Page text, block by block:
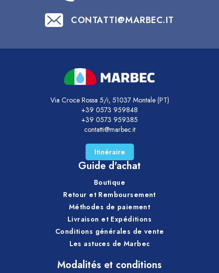
CONTATTI@MARBEC.IT
Via Croce Rossa 5/i, 51037 Montale (PT)
+39 0573 959848
+39 0573 959385
contatti@marbec.it
Itinéraire
Guide d'achat
Boutique
Retour et Remboursement
Méthodes de paiement
Livraison et Expéditions
Conditions générales de vente
Les astuces de Marbec
Modalités et conditions